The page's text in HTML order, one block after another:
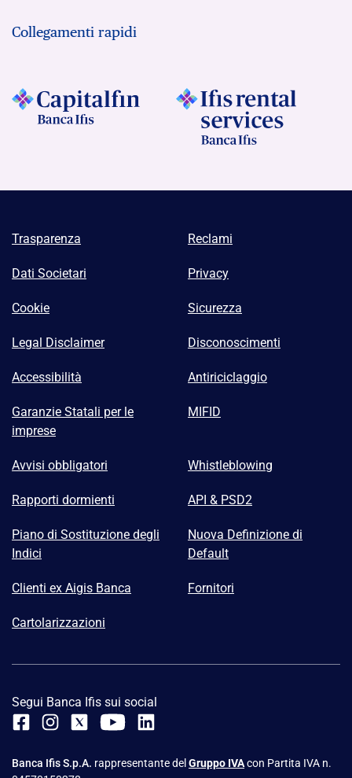
Collegamenti rapidi
Trasparenza Reclami
Dati Societari Privacy
Cookie Sicurezza
Legal Disclaimer Disconoscimenti
Accessibilità Antiriciclaggio
Garanzie Statali per le
imprese
MIFID
Avvisi obbligatori Whistleblowing
Rapporti dormienti API & PSD2
Piano di Sostituzione degli
Indici
Nuova Definizione di
Default
Clienti ex Aigis Banca Fornitori
Cartolarizzazioni
Segui Banca Ifis sui social
Banca Ifis S.p.A. rappresentante del Gruppo IVAcon Partita IVA n.